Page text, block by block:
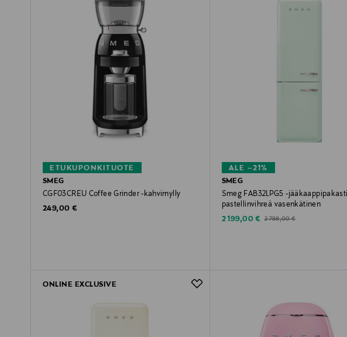
ETUKUPONKITUOTE
SMEG
CGF03CREU Coffee Grinder -kahvimylly
Original Price
249,00 €
ALE –21%
SMEG
Smeg FAB32LPG5 -
pastellinvihreä vasenkätinen
Discounted Price
2 199,00 € Original Price
2 799,00 €
ONLINE EXCLUSIVE